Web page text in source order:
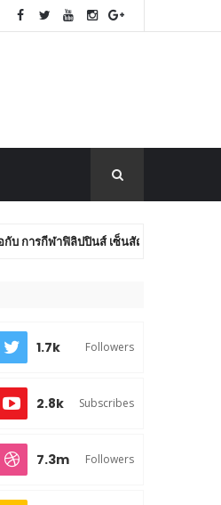
นส์ เซ็นสัญญา (MOU) หนุนมวยโลก
1.7k Followers
2.8k Subscribes
7.3m Followers